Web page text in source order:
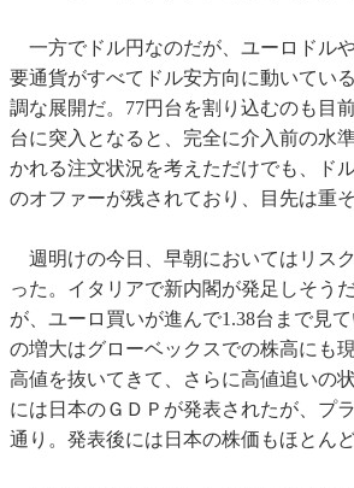
一方でドル円なのだが、ユーロドル
要通貨がすべてドル安方向に動いてい
調な展開だ。77円台を割り込むのも目
台に突入となると、完全に介入前の水
かれる注文状況を考えただけでも、ド
のオファーが残されており、目先は重そ
週明けの今日、早朝においてはリス
った。イタリアで新内閣が発足しそう
が、ユーロ買いが進んで1.38台まで見
の増大はグローベックスでの株高にも
高値を抜いてきて、さらに高値追いの
には日本のＧＤＰが発表されたが、プ
通り。発表後には日本の株価もほとん